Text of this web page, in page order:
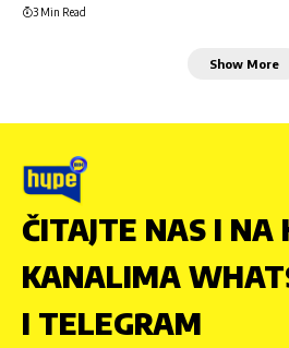
3 Min Read
Show More
ČITAJTE NAS I NA
KANALIMA
I TELEGRAM